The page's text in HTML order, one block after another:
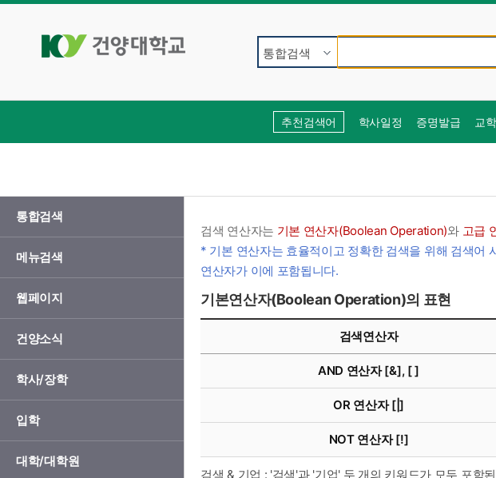
추천검색어 학사일정 증명발급 교
통합검색
메뉴검색
웹페이지
건양소식
학사/장학
입학
대학/대학원
검색 연산자는 기본 연산자(Boolean Operation)와 고급
* 기본 연산자는 효율적이고 정확한 검색을 위해 검색어
연산자가 이에 포함됩니다.
기본연산자(Boolean Operation)의 표현
기본연산자(Boolean Operation)의 표현 안내
검색연산자
AND 연산자 [&], [ ]
OR 연산자 [|]
NOT 연산자 [!]
검색 & 기업 : '검색'과 '기업' 두 개의 키워드가 모두 포함